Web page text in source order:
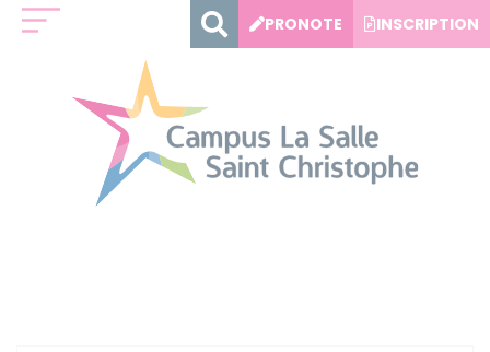
PRONOTE INSCRIPTION
Panneau de gestion des cookies